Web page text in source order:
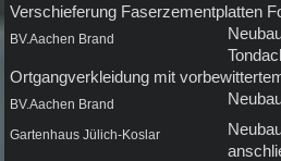
Verschieferung Faserzementplatten
BV.Aachen Brand
Ortgangverkleidung mit
BV.Aachen Brand
Gartenhaus Jülich-Koslar